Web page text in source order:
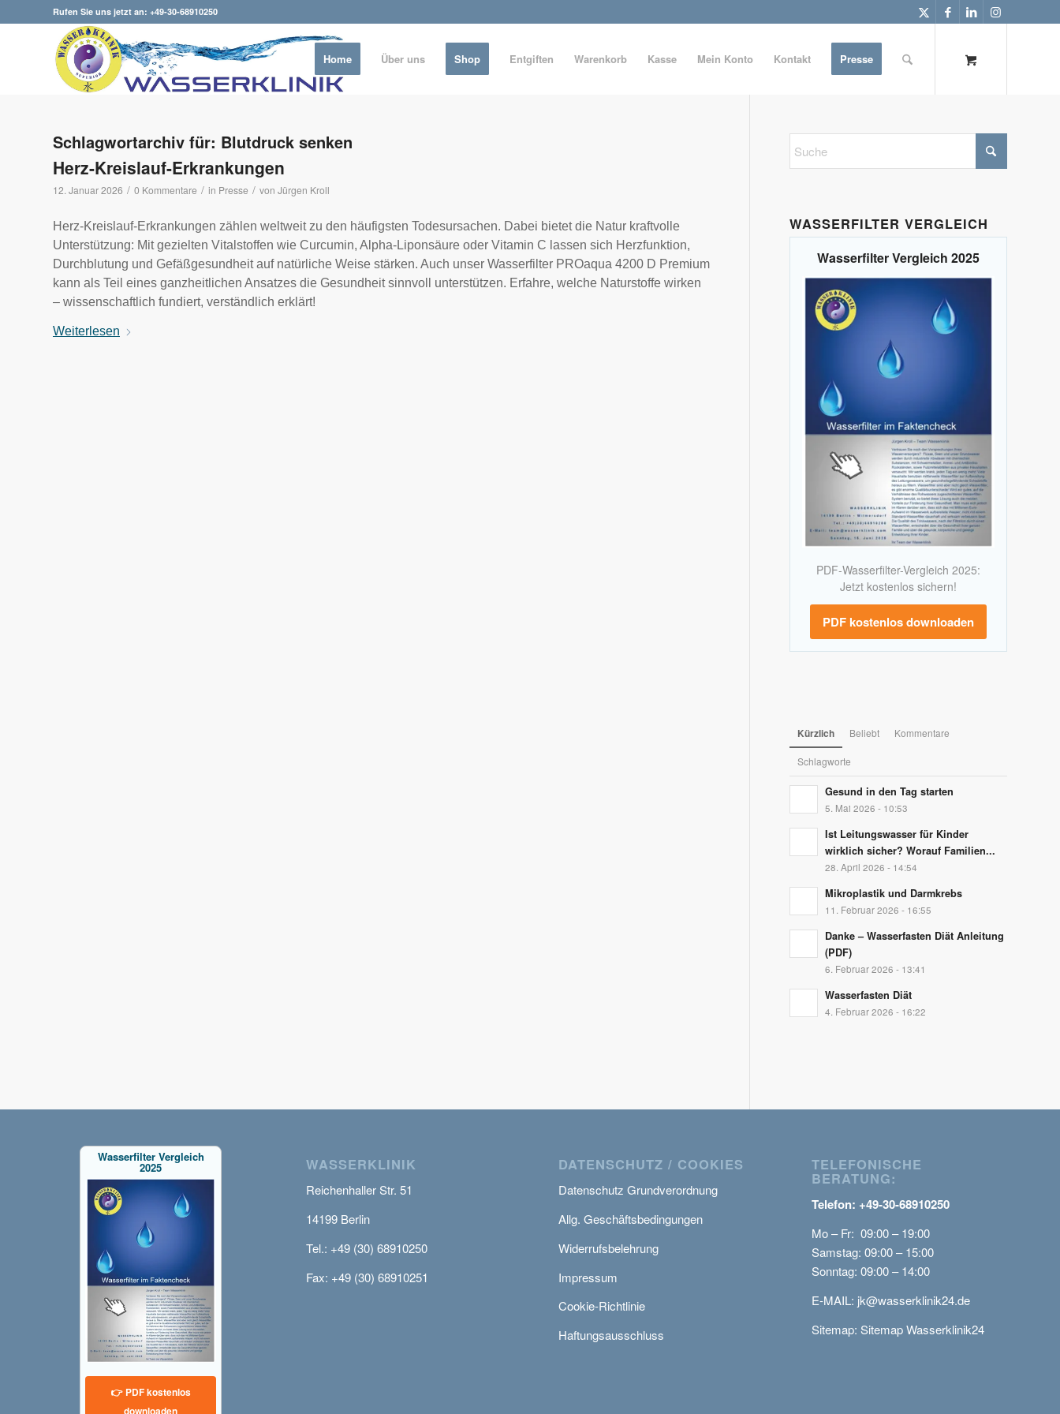
Rufen Sie uns jetzt an: +49-30-68910250
Home Über uns Shop Entgiften Warenkorb Kasse Mein Konto Kontakt Presse
Schlagwortarchiv für: Blutdruck senken
Herz-Kreislauf-Erkrankungen
12. Januar 2026 / 0 Kommentare / in Presse / von Jürgen Kroll
Herz-Kreislauf-Erkrankungen zählen weltweit zu den häufigsten Todesursachen. Dabei bietet die Natur kraftvolle
Unterstützung: Mit gezielten Vitalstoffen wie Curcumin, Alpha-Liponsäure oder Vitamin C lassen sich Herzfunktion,
Durchblutung und Gefäßgesundheit auf natürliche Weise stärken. Auch unser Wasserfilter PROaqua 4200 D Premium
kann als Teil eines ganzheitlichen Ansatzes die Gesundheit sinnvoll unterstützen. Erfahre, welche Naturstoffe wirken
– wissenschaftlich fundiert, verständlich erklärt!
Weiterlesen
WASSERFILTER VERGLEICH
Wasserfilter Vergleich 2025
PDF-Wasserfilter-Vergleich 2025:
Jetzt kostenlos sichern!
PDF kostenlos downloaden
Kürzlich Beliebt Kommentare
Schlagworte
Gesund in den Tag starten
5. Mai 2026 - 10:53
Ist Leitungswasser für Kinder
wirklich sicher? Worauf Familien...
28. April 2026 - 14:54
Mikroplastik und Darmkrebs
11. Februar 2026 - 16:55
Danke – Wasserfasten Diät Anleitung
(PDF)
6. Februar 2026 - 13:41
Wasserfasten Diät
4. Februar 2026 - 16:22
Wasserfilter Vergleich
2025
👉 PDF kostenlos
downloaden
WASSERKLINIK
Reichenhaller Str. 51
14199 Berlin
Tel.: +49 (30) 68910250
Fax: +49 (30) 68910251
DATENSCHUTZ / COOKIES
Datenschutz Grundverordnung
Allg. Geschäftsbedingungen
Widerrufsbelehrung
Impressum
Cookie-Richtlinie
Haftungsausschluss
TELEFONISCHE
BERATUNG:
Telefon: +49-30-68910250
Mo – Fr: 09:00 – 19:00
Samstag: 09:00 – 15:00
Sonntag: 09:00 – 14:00
E-MAIL: jk@wasserklinik24.de
Sitemap: Sitemap Wasserklinik24